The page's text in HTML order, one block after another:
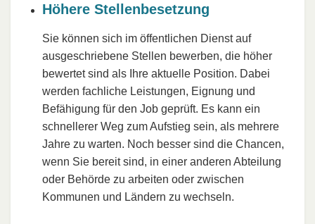
Höhere Stellenbesetzung
Sie können sich im öffentlichen Dienst auf
ausgeschriebene Stellen bewerben, die höher
bewertet sind als Ihre aktuelle Position. Dabei
werden fachliche Leistungen, Eignung und
Befähigung für den Job geprüft. Es kann ein
schnellerer Weg zum Aufstieg sein, als mehrere
Jahre zu warten. Noch besser sind die Chancen,
wenn Sie bereit sind, in einer anderen Abteilung
oder Behörde zu arbeiten oder zwischen
Kommunen und Ländern zu wechseln.